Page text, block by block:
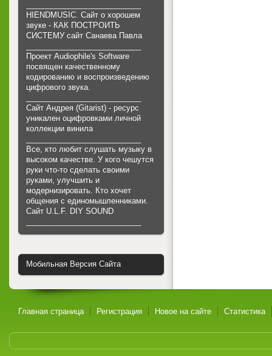
HIENDMUSIC. Сайт о хорошем
звуке - КАК ПОСТРОИТЬ
СИСТЕМУ сайт Санаева Павла
Проект Audiophile's Software
посвящен качественному
кодированию и воспроизведению
цифрового звука.
Сайт Андрея (Gitarist) - ресурс
уникален оцифровками личной
коллекции винила
Все, кто любит слушать музыку в
высоком качестве. У кого чешутся
руки что-то сделать своими
руками, улучшить и
модернизировать. Кто хочет
общения с единомышленниками.
Cайт U.L.F. DIY SOUND
Мобильная Версия Сайта
Главная страница Регистрация Новое на сайте Статистика